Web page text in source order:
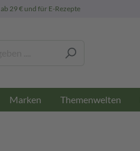
ab 29 € und für E-Rezepte
Marken Themenwelten